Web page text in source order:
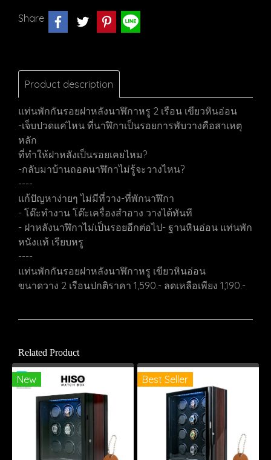
Share
Product description
แท่นพักกันรอยฝาหลังนาฬิกาหรู 2 เรือน เขียวหินอ่อน
-เจ็บปวดแค่ไหน ที่นาฬิกาเป็นรอยการพับวางคือสาเหตุ
หลัก
ที่ทำให้ฝาหลังเป็นรอยเคยไหม?
-กลับมาบ้านถอดนาฬิกาไม่รู้จะวางไหน?
----
แก้ปัญหาง่ายๆ ไม่มีที่วาง-ที่พักนาฬิกา
- โต๊ะทำงาน โต๊ะเครื่องสำอาง วางได้ทันที
- ฝาหลังนาฬิกาไม่เป็นรอยอีกต่อไป- ฐานหินอ่อน แท่นพัก
หนังแท้ เรียบหรู
----
แท่นพักกันรอยฝาหลังนาฬิกาหรู เขียวหินอ่อน
ขนาดวาง 2 เรือนปกติราคา 1,590.- ลดเหลือเพียง 1,190.-
Related Product
New Best Seller